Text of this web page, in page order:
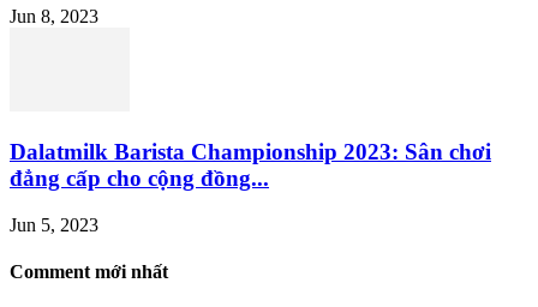
Jun 8, 2023
Dalatmilk Barista Championship 2023: Sân chơi
đẳng cấp cho cộng đồng...
Jun 5, 2023
Comment mới nhất